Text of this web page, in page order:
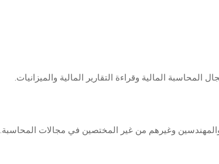
المالية وقراءة التقارير المالية والميزانيات.
وغيرهم من غير المختصين في مجالات المحاسبة.